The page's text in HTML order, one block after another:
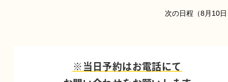
8月10日
※当日予約はお電話にて